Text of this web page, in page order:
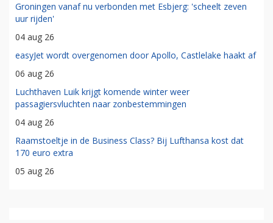
Groningen vanaf nu verbonden met Esbjerg: 'scheelt zeven
uur rijden'
04 aug 26
easyJet wordt overgenomen door Apollo, Castlelake haakt af
06 aug 26
Luchthaven Luik krijgt komende winter weer
passagiersvluchten naar zonbestemmingen
04 aug 26
Raamstoeltje in de Business Class? Bij Lufthansa kost dat
170 euro extra
05 aug 26